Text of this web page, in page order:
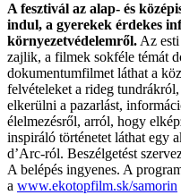
A fesztivál az alap- és
indul, a gyerekek érdekes
környezetvédelemről. Az
zajlik, a filmek sokféle témát
dokumentumfilmet láthat a
felvételeket a rideg
elkerülni a pazarlást,
élelmezésről, arról, hogy
inspiráló történetet láthat egy
d’Arc-ról. Beszélgetést
A belépés ingyenes. A
a www.ekotopfilm.sk/samorin